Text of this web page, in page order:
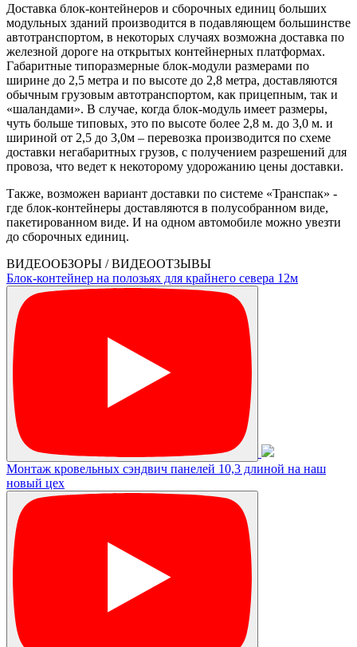
Доставка блок-контейнеров и сборочных единиц больших
модульных зданий производится в подавляющем большинстве
автотранспортом, в некоторых случаях возможна доставка по
железной дороге на открытых контейнерных платформах.
Габаритные типоразмерные блок-модули размерами по
ширине до 2,5 метра и по высоте до 2,8 метра, доставляются
обычным грузовым автотранспортом, как прицепным, так и
«шаландами». В случае, когда блок-модуль имеет размеры,
чуть больше типовых, это по высоте более 2,8 м. до 3,0 м. и
шириной от 2,5 до 3,0м – перевозка производится по схеме
доставки негабаритных грузов, с получением разрешений для
провоза, что ведет к некоторому удорожанию цены доставки.
Также, возможен вариант доставки по системе «Транспак» -
где блок-контейнеры доставляются в полусобранном виде,
пакетированном виде. И на одном автомобиле можно увезти
до сборочных единиц.
ВИДЕООБЗОРЫ / ВИДЕООТЗЫВЫ
Блок-контейнер на полозьях для крайнего севера 12м
Монтаж кровельных сэндвич панелей 10,3 длиной на наш
новый цех